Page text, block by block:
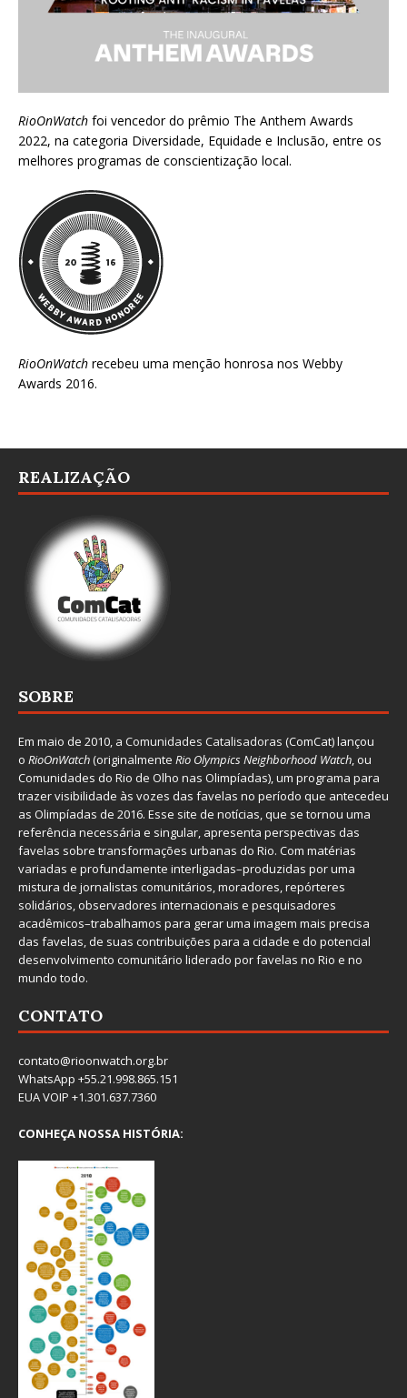
RioOnWatch foi vencedor do prêmio The Anthem Awards
2022, na categoria Diversidade, Equidade e Inclusão, entre os
melhores programas de conscientização local.
RioOnWatch recebeu uma menção honrosa nos Webby
Awards 2016.
REALIZAÇÃO
SOBRE
Em maio de 2010, a Comunidades Catalisadoras (ComCat) lançou
o RioOnWatch(originalmente Rio Olympics Neighborhood Watch, ou
Comunidades do Rio de Olho nas Olimpíadas), um programa para
trazer visibilidade às vozes das favelas no período que antecedeu
as Olimpíadas de 2016. Esse site de notícias, que se tornou uma
referência necessária e singular, apresenta perspectivas das
favelas sobre transformações urbanas do Rio. Com matérias
variadas e profundamente interligadas–produzidas por uma
mistura de jornalistas comunitários, moradores, repórteres
solidários, observadores internacionais e pesquisadores
acadêmicos–trabalhamos para gerar uma imagem mais precisa
das favelas, de suas contribuições para a cidade e do potencial
desenvolvimento comunitário liderado por favelas no Rio e no
mundo todo.
CONTATO
contato@rioonwatch.org.br
WhatsApp +55.21.998.865.151
EUA VOIP +1.301.637.7360
CONHEÇA NOSSA HISTÓRIA: